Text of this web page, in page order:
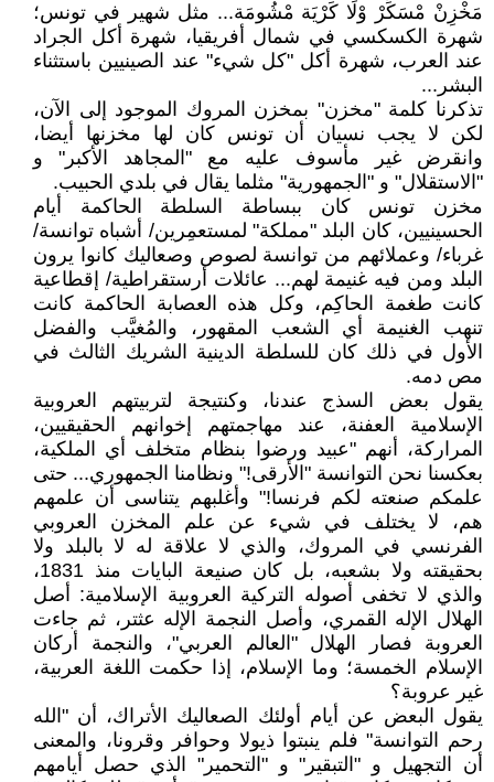
مَخْزِنْ مْسَكِّرْ وْلَا كَرْيَة مْشُومَة... مثل شهير في تونس؛
شهرة الكسكسي في شمال أفريقيا، شهرة أكل الجراد
عند العرب، شهرة أكل "كل شيء" عند الصينيين باستثناء
البشر...
تذكرنا كلمة "مخزن" بمخزن المروك الموجود إلى الآن،
لكن لا يجب نسيان أن تونس كان لها مخزنها أيضا،
وانقرض غير مأسوف عليه مع "المجاهد الأكبر" و
"الاستقلال" و "الجمهورية" مثلما يقال في بلدي الحبيب.
مخزن تونس كان ببساطة السلطة الحاكمة أيام
الحسينيين، كان البلد "مملكة" لمستعمِرين/ أشباه توانسة/
غرباء/ وعملائهم من توانسة لصوص وصعاليك كانوا يرون
البلد ومن فيه غنيمة لهم... عائلات أرستقراطية/ إقطاعية
كانت طغمة الحاكِم، وكل هذه العصابة الحاكمة كانت
تنهب الغنيمة أي الشعب المقهور، والمُغيَّب والفضل
الأول في ذلك كان للسلطة الدينية الشريك الثالث في
مص دمه.
يقول بعض السذج عندنا، وكنتيجة لتربيتهم العروبية
الإسلامية العفنة، عند مهاجمتهم إخوانهم الحقيقيين،
المراركة، أنهم "عبيد ورضوا بنظام متخلف أي الملكية،
بعكسنا نحن التوانسة "الأرقى!" ونظامنا الجمهوري... حتى
علمكم صنعته لكم فرنسا!" وأغلبهم يتناسى أن علمهم
هم، لا يختلف في شيء عن علم المخزن العروبي
الفرنسي في المروك، والذي لا علاقة له لا بالبلد ولا
بحقيقته ولا بشعبه، بل كان صنيعة البايات منذ 1831،
والذي لا تخفى أصوله التركية العروبية الإسلامية: أصل
الهلال الإله القمري، وأصل النجمة الإله عثتر، ثم جاءت
العروبة فصار الهلال "العالم العربي"، والنجمة أركان
الإسلام الخمسة؛ وما الإسلام، إذا حكمت اللغة العربية،
غير عروبة؟
يقول البعض عن أيام أولئك الصعاليك الأتراك، أن "الله
رحم التوانسة" فلم ينبتوا ذيولا وحوافر وقرونا، والمعنى
أن التجهيل و "التبقير" و "التحمير" الذي حصل أيامهم